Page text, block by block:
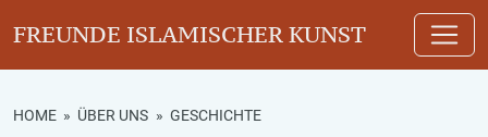
FREUNDE ISLAMISCHER KUNST
HOME » ÜBER UNS » GESCHICHTE